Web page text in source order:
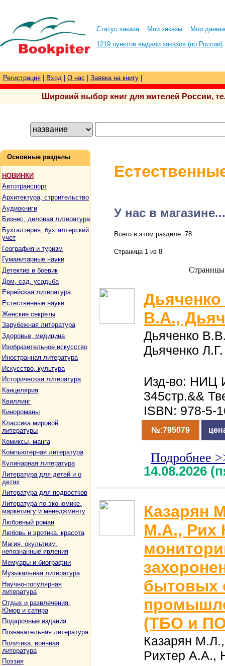
Статус заказа Мои заказы
Мои
1219 пунктов выдачи заказов (по России)
Регистрация Вход О нас Заявка на книгу
Широкий выбор книг для жителей России,
Основные разделы
НОВИНКИ
Автотранспорт
Архитектура, строительство
Аудиокниги
Бизнес, деловая литература
Бухгалтерия, бухгалтерский
учет
География и туризм
Гуманитарные науки
Детектив и боевик
Дом, сад, усадьба
Еврейская литература
Естественные науки
Женские секреты
Зарубежная литература
Здоровье, медицина
Изобразительное искусство
Иностранная литература
Искусство, культура
Историческая литература
Канцелярия
Квиллинг
Кинороманы
Классика мировой
литературы
Комиксы, манга
Компьютерная литература
Кулинарная литература
Литература для детей и о
детях
Литература для подростков
Литература по экономике,
маркетингу и менеджменту
Любовный роман
Любовь и эротика, красота
Магия, окультизм,
непознанные явления
Мемуары и биографии
Музыкальная литература
Научно-популярная
литература
Отдых и развлечения.
Юмор и сатира
Подарочные издания
Познавательная литература
Политика, военная
литература
Поэзия
У нас в магазине...
Всего в этом разделе: 78
Страница 1 из 8
В.А.,
Дьяченко
Дьяченко Л.Г.
Изд-во: НИЦ
345стр.&&
ISBN: 978-5-
№:795079
Подробнее
14.08.2026
Казарян
М.А., Рих
бытовых
(ТБО и
Казарян
Рихтер А.А.,